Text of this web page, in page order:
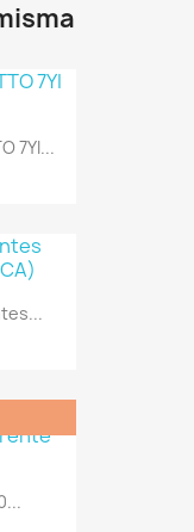
7YI...